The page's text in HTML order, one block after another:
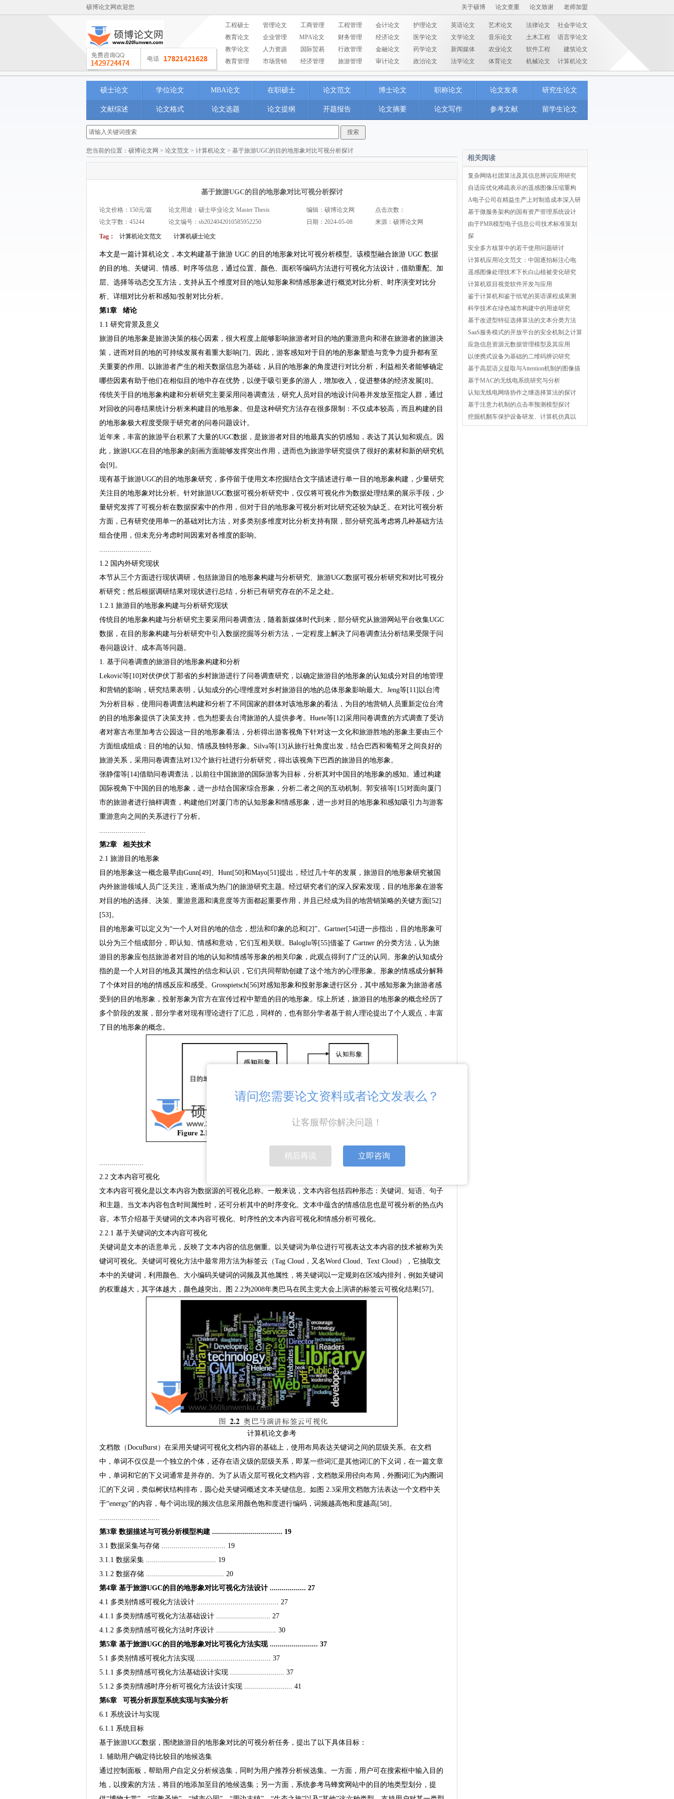
硕博论文网欢迎您 关于硕博 论文查重 论文致谢 老师加盟
工程硕士 管理论文 工商管理 工程管理 会计论文 护理论文 英语论文 艺术论文 法律论文
社会学论文
教育论文
企业管理 MPA论文 财务管理 经济论文 医学论文 文学论文 音乐论文 土木工程
语言学论文
教学论文
人力资源 国际贸易 行政管理 金融论文 药学论文 新闻媒体 农业论文 软件工程
建筑论文
教育管理
市场营销 经济管理 旅游管理 审计论文 政治论文 法学论文 体育论文 机械论文 计算机论文
硕士论文 学位论文 MBA论文 在职硕士 论文范文 博士论文 职称论文 论文发表 研究生论文
文献综述 论文格式 论文选题 论文提纲 开题报告 论文摘要 论文写作 参考文献 留学生论文
您当前的位置： 硕博论文网 > 论文范文 > 计算机论文 > 基于旅游UGC的目的地形象对比可视分析探讨
基于旅游UGC的目的地形象对比可视分析探讨
论文价格：150元/篇 论文用途：硕士毕业论文 Master Thesis 编辑：硕博论文网
点击次数：
论文字数：45244
论文编号： sb2024042010585952250 日期：2024-05-08 来源：硕博论文网
Tag： 计算机论文范文 计算机硕士论文
本文是一篇计算机论文，本文构建基于旅游 UGC 的目的地形象对比可视分析模型。该模型融合旅游 UGC 数据
的目的地、关键词、情感、时序等信息，通过位置、颜色、面积等编码方法进行可视化方法设计，借助重配、加
层、选择等动态交互方法，支持从五个维度对目的地认知形象和情感形象进行概览对比分析、时序演变对比分
析、详细对比分析和感知/投射对比分析。
第1章 绪论
1.1 研究背景及意义
旅游目的地形象是旅游决策的核心因素，很大程度上能够影响旅游者对目的地的重游意向和潜在旅游者的旅游决
策，进而对目的地的可持续发展有着重大影响[7]。因此，游客感知对于目的地的形象塑造与竞争力提升都有至
关重要的作用。以旅游者产生的相关数据信息为基础，从目的地形象的角度进行对比分析，利益相关者能够确定
哪些因素有助于他们在相似目的地中存在优势，以便于吸引更多的游人，增加收入，促进整体的经济发展[8]。
传统关于目的地形象构建和分析研究主要采用问卷调查法，研究人员对目的地设计问卷并发放至指定人群，通过
对回收的问卷结果统计分析来构建目的地形象。但是这种研究方法存在很多限制：不仅成本较高，而且构建的目
的地形象极大程度受限于研究者的问卷问题设计。
近年来，丰富的旅游平台积累了大量的UGC数据，是旅游者对目的地最真实的切感知，表达了其认知和观点。因
此，旅游UGC在目的地形象的刻画方面能够发挥突出作用，进而也为旅游学研究提供了很好的素材和新的研究机
会[9]。
现有基于旅游UGC的目的地形象研究，多停留于使用文本挖掘结合文字描述进行单一目的地形象构建，少量研究
关注目的地形象对比分析。针对旅游UGC数据可视分析研究中，仅仅将可视化作为数据处理结果的展示手段，少
量研究发挥了可视分析在数据探索中的作用，但对于目的地形象可视分析对比研究还较为缺乏。在对比可视分析
方面，已有研究使用单一的基础对比方法，对多类别多维度对比分析支持有限，部分研究虽考虑将几种基础方法
组合使用，但未充分考虑时间因素对各维度的影响。
1.2 国内外研究现状
本节从三个方面进行现状调研，包括旅游目的地形象构建与分析研究、旅游UGC数据可视分析研究和对比可视分
析研究；然后根据调研结果对现状进行总结，分析已有研究存在的不足之处。
1.2.1 旅游目的地形象构建与分析研究现状
传统目的地形象构建与分析研究主要采用问卷调查法，随着新媒体时代到来，部分研究从旅游网站平台收集UGC
数据，在目的形象构建与分析研究中引入数据挖掘等分析方法，一定程度上解决了问卷调查法分析结果受限于问
卷问题设计、成本高等问题。
1. 基于问卷调查的旅游目的地形象构建和分析
Leković等[10]对伏伊伏丁那省的乡村旅游进行了问卷调查研究，以确定旅游目的地形象的认知成分对目的地管理
和营销的影响，研究结果表明，认知成分的心理维度对乡村旅游目的地的总体形象影响最大。Jeng等[11]以台湾
为分析目标，使用问卷调查法构建和分析了不同国家的群体对该地形象的看法，为目的地营销人员重新定位台湾
的目的地形象提供了决策支持，也为想要去台湾旅游的人提供参考。Huete等[12]采用问卷调查的方式调查了受访
者对塞古布里加考古公园这一目的地形象看法，分析得出游客视角下针对这一文化和旅游胜地的形象主要由三个
方面组成组成：目的地的认知、情感及独特形象。Silva等[13]从旅行社角度出发，结合巴西和葡萄牙之间良好的
旅游关系，采用问卷调查法对132个旅行社进行分析研究，得出该视角下巴西的旅游目的地形象。
张静儒等[14]借助问卷调查法，以前往中国旅游的国际游客为目标，分析其对中国目的地形象的感知。通过构建
国际视角下中国的目的地形象，进一步结合国家综合形象，分析二者之间的互动机制。郭安禧等[15]对面向厦门
市的旅游者进行抽样调查，构建他们对厦门市的认知形象和情感形象，进一步对目的地形象和感知吸引力与游客
重游意向之间的关系进行了分析。
第2章 相关技术
2.1 旅游目的地形象
目的地形象这一概念最早由Gunn[49]、Hunt[50]和Mayo[51]提出，经过几十年的发展，旅游目的地形象研究被国
内外旅游领域人员广泛关注，逐渐成为热门的旅游研究主题。经过研究者们的深入探索发现，目的地形象在游客
对目的地的选择、决策、重游意愿和满意度等方面都起重要作用，并且已经成为目的地营销策略的关键方面[52]
[53]。
目的地形象可以定义为“一个人对目的地的信念，想法和印象的总和[2]”。Gartner[54]进一步指出，目的地形象可
以分为三个组成部分，即认知、情感和意动，它们互相关联。Baloglu等[55]借鉴了 Gartner 的分类方法，认为旅
游目的形象应包括旅游者对目的地的认知和情感等形象的相关印象，此观点得到了广泛的认同。形象的认知成分
指的是一个人对目的地及其属性的信念和认识，它们共同帮助创建了这个地方的心理形象。形象的情感成分解释
了个体对目的地的情感反应和感受。Grosspietsch[56]对感知形象和投射形象进行区分，其中感知形象为旅游者感
受到的目的地形象，投射形象为官方在宣传过程中塑造的目的地形象。综上所述，旅游目的地形象的概念经历了
多个阶段的发展，部分学者对现有理论进行了汇总，同样的，也有部分学者基于前人理论提出了个人观点，丰富
了目的地形象的概念。
......................
2.2 文本内容可视化
文本内容可视化是以文本内容为数据源的可视化总称。一般来说，文本内容包括四种形态：关键词、短语、句子
和主题。当文本内容包含时间属性时，还可分析其中的时序变化。文本中蕴含的情感信息也是可视分析的热点内
容。本节介绍基于关键词的文本内容可视化、时序性的文本内容可视化和情感分析可视化。
2.2.1 基于关键词的文本内容可视化
关键词是文本的语意单元，反映了文本内容的信息侧重。以关键词为单位进行可视表达文本内容的技术被称为关
键词可视化。关键词可视化方法中最常用方法为标签云（Tag Cloud，又名Word Cloud、Text Cloud），它抽取文
本中的关键词，利用颜色、大小编码关键词的词频及其他属性，将关键词以一定规则在区域内排列，例如关键词
的权重越大，其字体越大，颜色越突出。图 2.2为2008年奥巴马在民主党大会上演讲的标签云可视化结果[57]。
计算机论文参考
文档散（DocuBurst）在采用关键词可视化文档内容的基础上，使用布局表达关键词之间的层级关系。在文档
中，单词不仅仅是一个独立的个体，还存在语义级的层级关系，即某一些词汇是其他词汇的下义词，在一篇文章
中，单词和它的下义词通常是并存的。为了从语义层可视化文档内容，文档散采用径向布局，外圈词汇为内圈词
汇的下义词，类似树状结构排布，圆心处关键词概述文本关键信息。如图 2.3采用文档散方法表达一个文档中关
于“energy”的内容，每个词出现的频次信息采用颜色饱和度进行编码，词频越高饱和度越高[58]。
第3章 数据描述与可视分析模型构建 ................................... 19
3.1 数据采集与存储 ................................ 19
3.1.1 数据采集 ................................... 19
3.1.2 数据存储 ....................................... 20
第4章 基于旅游UGC的目的地形象对比可视化方法设计 .................. 27
4.1 多类别情感可视化方法设计 ......................................... 27
4.1.1 多类别情感可视化方法基础设计 ........................... 27
4.1.2 多类别情感可视化方法时序设计 .............................. 30
第5章 基于旅游UGC的目的地形象对比可视化方法实现 ........................ 37
5.1 多类别情感可视化方法实现 ..................................... 37
5.1.1 多类别情感可视化方法基础设计实现 ........................... 37
5.1.2 多类别情感时序分析可视化方法设计实现 ........................ 41
第6章 可视分析原型系统实现与实验分析
6.1 系统设计与实现
6.1.1 系统目标
基于旅游UGC数据，围绕旅游目的地形象对比的可视分析任务，提出了以下具体目标：
1. 辅助用户确定待比较目的地候选集
通过控制面板，帮助用户自定义分析候选集，同时为用户推荐分析候选集。一方面，用户可在搜索框中输入目的
地，以搜索的方法，将目的地添加至目的地候选集；另一方面，系统参考马蜂窝网站中的目的地类型划分，提
相关阅读
复杂网络社团算法及其信息辨识应用研究
自适应优化稀疏表示的遥感图像压缩重构
A电子公司在精益生产上对制造成本深入研
基于微服务架构的国有资产管理系统设计
由于PMR模型电子信息公司技术标准策划
探
安全多方核算中的若干使用问题研讨
计算机应用论文范文：中国逐拍标注心电
遥感图像处理技术下长白山植被变化研究
计算机双目视觉软件开发与应用
鉴于计算机和鉴于纸笔的英语课程成果测
科学技术在绿色城市构建中的用途研究
基于改进型特征选择算法的文本分类方法
SaaS服务模式的开放平台的安全机制之计算
应急信息资源元数据管理模型及其应用
以便携式设备为基础的二维码辨识研究
基于高层语义提取与Attention机制的图像描
基于MAC的无线电系统研究与分析
认知无线电网络协作之继选择算法的探讨
基于注意力机制的点击率预测模型探讨
挖掘机翻车保护设备研发、计算机仿真以
请问您需要论文资料或者论文发表么？
让客服帮你解决问题！
稍后再说 立即咨询